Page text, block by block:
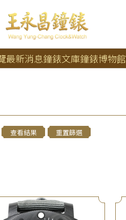
最新消息鐘錶文庫鐘錶博物館
查看結果 重置篩選